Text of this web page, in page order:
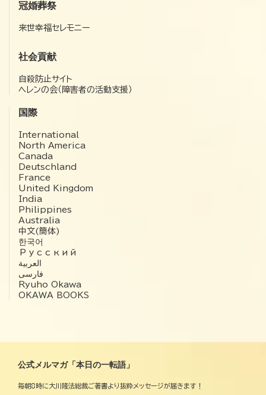
冠婚葬祭
来世幸福セレモニー
社会貢献
自殺防止サイト
ヘレンの会（障害者の活動支援）
国際
International
North America
Canada
Deutschland
France
United Kingdom
India
Philippines
Australia
中文(簡体)
한국어
Русский
العربية‏
فارسی
Ryuho Okawa
OKAWA BOOKS
公式メルマガ「本日の一転語」
毎朝8時に大川隆法総裁ご著書より抜粋メッセージが届きます！